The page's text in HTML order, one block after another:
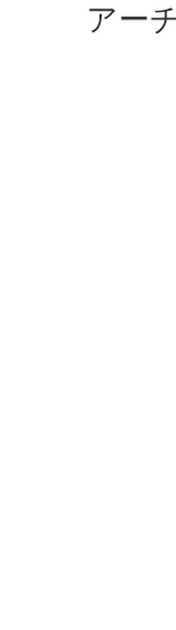
アー